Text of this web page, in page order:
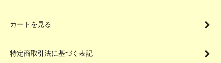
カートを見る
特定商取引法に基づく表記